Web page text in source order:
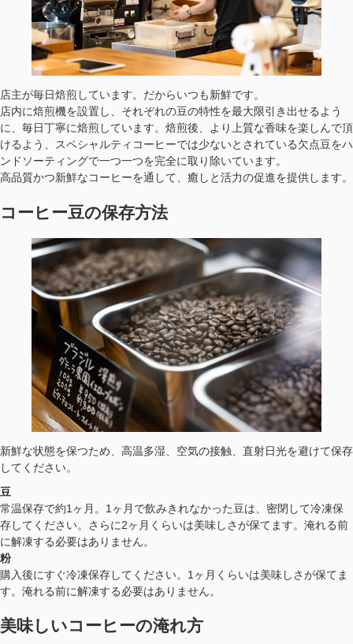
店主が毎日焙煎しています。だからいつも新鮮です。
店内に焙煎機を設置し、それぞれの豆の特性を最大限引き出せるよう
に、毎日丁寧に焙煎しています。焙煎後、より上質な香味を楽しんで頂
けるよう、スペシャルティコーヒーでは少ないとされている欠点豆をハ
ンドソーティングで一つ一つを完全に取り除いています。
高品質かつ新鮮なコーヒーを通して、癒しと活力の促進を提供します。
コーヒー豆の保存方法
新鮮な状態を保つため、高温多湿、空気の接触、直射日光を避けて保存
してください。
豆
常温保存で約1ヶ月。1ヶ月で飲みきれなかった豆は、密閉して冷凍保
存してください。さらに2ヶ月くらいは美味しさが保てます。淹れる前
に解凍する必要はありません。
粉
購入後にすぐ冷凍保存してください。1ヶ月くらいは美味しさが保てま
す。淹れる前に解凍する必要はありません。
美味しいコーヒーの淹れ方